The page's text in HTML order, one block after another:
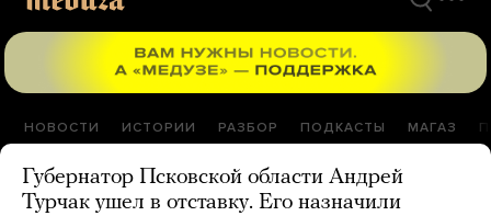
НОВОСТИ ИСТОРИИ РАЗБОР ПОДКАСТЫ МАГАЗ
Губернатор Псковской области Андрей
Турчак ушел в отставку. Его назначили